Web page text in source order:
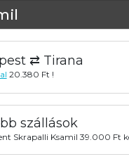
⇄ Tirana
20.380 Ft !
szállások
Skrapalli Ksamil 39.000 Ft